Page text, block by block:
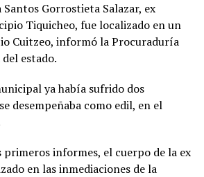
Gorrostieta Salazar, ex
Tiquicheo, fue localizado en un
Cuitzeo, informó la Procuraduría
estado.
ya había sufrido dos
desempeñaba como edil, en el
primeros informes, el cuerpo de la ex
en las inmediaciones de la